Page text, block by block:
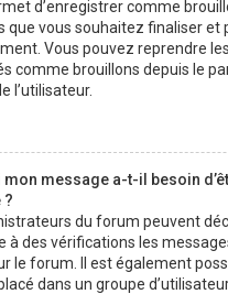
d’enregistrer comme
que vous souhaitez finaliser et
Vous pouvez reprendre
comme brouillons depuis le
l’utilisateur.
mon message a-t-il besoin
?
du forum peuvent
à des vérifications les
le forum. Il est également
dans un groupe